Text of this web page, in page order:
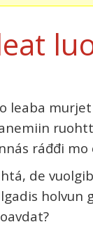
leaba
ráđđi
de
holvun